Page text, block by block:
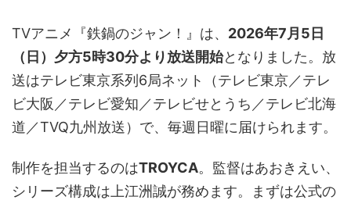
TVアニメ『鉄鍋のジャン！』は、 2026年7月5日
（日）夕方5時30分より放送開始となりました。放
送はテレビ東京系列6局ネット（テレビ東京／テレ
ビ大阪／テレビ愛知／テレビせとうち／テレビ北海
道／TVQ九州放送）で、毎週日曜に届けられます。
制作を担当するのはTROYCA。監督はあおきえい、
シリーズ構成は上江洲誠が務めます。まずは公式の